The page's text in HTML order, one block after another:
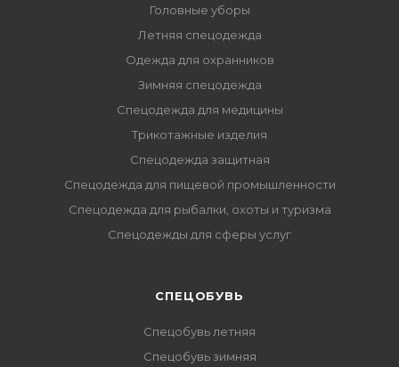
Головные уборы
Летняя спецодежда
Одежда для охранников
Зимняя спецодежда
Спецодежда для медицины
Трикотажные изделия
Спецодежда защитная
Спецодежда для пищевой промышленности
Спецодежда для рыбалки, охоты и туризма
Спецодежды для сферы услуг
CПЕЦОБУВЬ
Спецобувь летняя
Спецобувь зимняя